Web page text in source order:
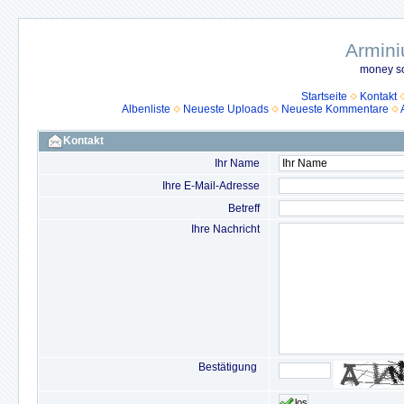
money
Startseite
Kontakt
Albenliste
Neueste Uploads Neueste Kommentare
Kontakt
Ihr Name
Ihre E-Mail-Adresse
Betreff
Ihre Nachricht
Bestätigung